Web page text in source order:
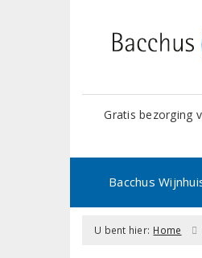
Gratis bezorging
Bacchus
U bent hier: Home